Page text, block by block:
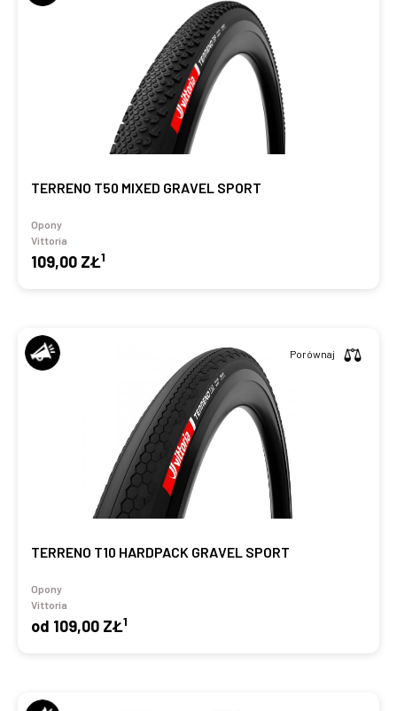
TERRENO T50 MIXED GRAVEL SPORT
Opony
Vittoria
109,00 ZŁ1
TERRENO T10 HARDPACK GRAVEL SPORT
Opony
Vittoria
od 109,00 ZŁ1
Porównaj